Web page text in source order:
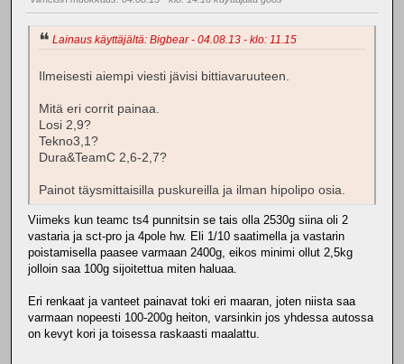
Lainaus käyttäjältä: Bigbear - 04.08.13 - klo: 11.15
Ilmeisesti aiempi viesti jävisi bittiavaruuteen.
Mitä eri corrit painaa.
Losi 2,9?
Tekno3,1?
Dura&TeamC 2,6-2,7?
Painot täysmittaisilla puskureilla ja ilman hipolipo osia.
Viimeks kun teamc ts4 punnitsin se tais olla 2530g siina oli 2
vastaria ja sct-pro ja 4pole hw. Eli 1/10 saatimella ja vastarin
poistamisella paasee varmaan 2400g, eikos minimi ollut 2,5kg
jolloin saa 100g sijoitettua miten haluaa.
Eri renkaat ja vanteet painavat toki eri maaran, joten niista saa
varmaan nopeesti 100-200g heiton, varsinkin jos yhdessa autossa
on kevyt kori ja toisessa raskaasti maalattu.